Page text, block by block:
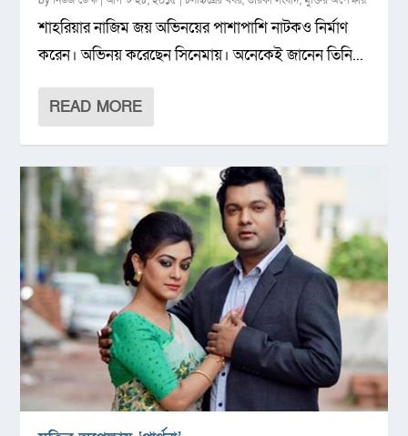
শাহরিয়ার নাজিম জয় অভিনয়ের পাশাপাশি নাটকও নির্মাণ
করেন। অভিনয় করেছেন সিনেমায়। অনেকেই জানেন তিনি...
READ MORE